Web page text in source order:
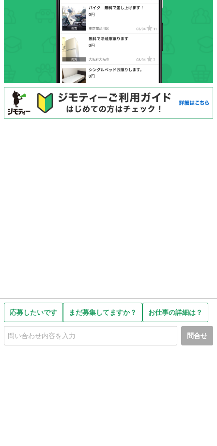
応募したいです まだ募集してますか？ お仕事の詳細は？
問合せ